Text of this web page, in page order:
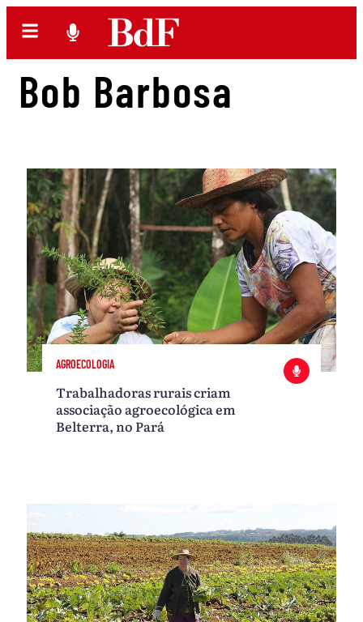
Bob Barbosa
AGROECOLOGIA
Trabalhadoras rurais criam
associação agroecológica em
Belterra, no Pará